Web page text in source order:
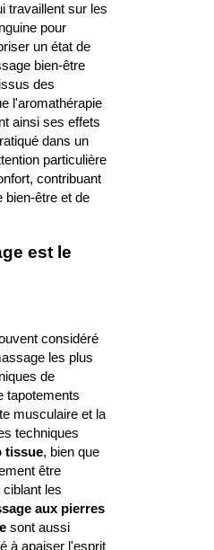
travaillent sur les
pour
un état de
bien-être
des
l'aromathérapie
ainsi ses effets
dans un
particulière
contribuant
bien-être et de
est le
considéré
les plus
de
tapotements
musculaire et la
techniques
tissue, bien que
être
les
aux pierres
sont aussi
à apaiser l'esprit